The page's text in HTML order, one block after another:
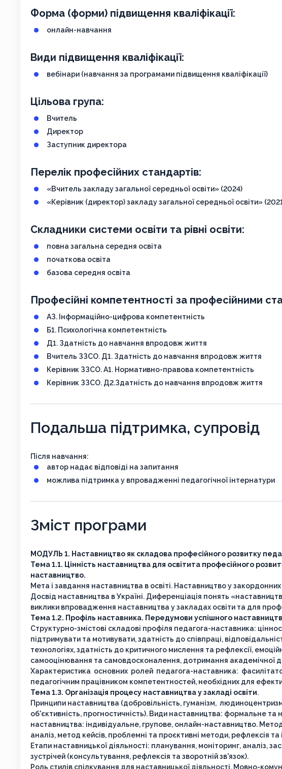
Форма (форми) підвищення кваліфікації:
онлайн-навчання
Види підвищення кваліфікації:
вебінари (навчання за програмами підвищення кваліфікації)
Цільова група:
Вчитель
Директор
Заступник директора
Перелік професійних стандартів:
«Вчитель закладу загальної середньої освіти» (2024)
«Керівник (директор) закладу загальної середньої освіти»
Складники системи освіти та рівні освіти:
повна загальна середня освіта
початкова освіта
базова середня освіта
Професійні компетентності за професійними
АЗ. Інформаційно-цифрова компетентність
Б1. Психологічна компетентність
Д1. Здатність до навчання впродовж життя
Вчитель ЗЗСО. Д1. Здатність до навчання впродовж життя
Керівник ЗЗСО. А1. Нормативно-правова компетентність
Керівник ЗЗСО. Д2.Здатність до навчання впродовж життя
Подальша підтримка, супровід
Після навчання:
автор надає відповіді на запитання
можлива підтримка у впровадженні педагогічної інтернатури
Зміст програми
МОДУЛЬ 1. Наставництво як складова професійного розвитку
Тема 1.1. Цінність наставництва для освітита професійного
наставництво.
Мета і завдання наставництва в освіті. Наставництво у
Досвід наставництва в Україні. Диференціація понять
виклики впровадження наставництва у закладах освіти та для
Тема 1.2. Профіль наставника. Передумови успішного
Структурно-змістові складові профіля педагога-наставника:
підтримувати та мотивувати, здатність до співпраці,
технологіях, здатність до критичного мислення та рефлексії,
самооцінювання та самовдосконалення, дотримання академічної
Характеристика основних ролей педагога-наставника:
педагогічним працівником компетентностей, необхідних для
Тема 1.3. Організація процесу наставництва у закладі освіти.
Принципи наставництва (добровільність, гуманізм,
об'єктивність, прогностичність). Види наставництва: формальне
наставництва: індивідуальне, групове, онлайн-наставництво.
аналіз, метод кейсів, проблемні та проєктивні методи, рефлексія та
Етапи наставницької діяльності: планування, моніторинг, аналіз,
зустрічей (консультування, рефлексія та зворотній зв'язок).
Роль стилів спілкування для наставницької діяльності. Мовно-